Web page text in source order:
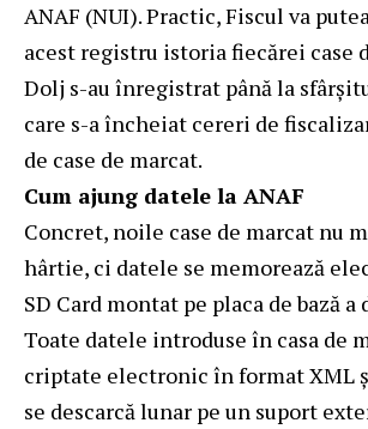
ANAF (NUI). Practic, Fiscul va
acest registru istoria fiecărei case
Dolj s-au înregistrat până la
care s-a încheiat cereri de
de case de marcat.
Cum ajung datele la ANAF
Concret, noile case de marcat nu
hârtie, ci datele se memorează
SD Card montat pe placa de bază
Toate datele introduse în casa de
criptate electronic în format XML
se descarcă lunar pe un suport